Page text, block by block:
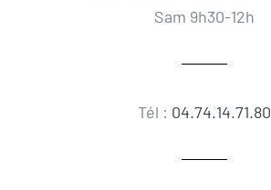
Sam 9h30-12h
Tél : 04.74.14.71.80